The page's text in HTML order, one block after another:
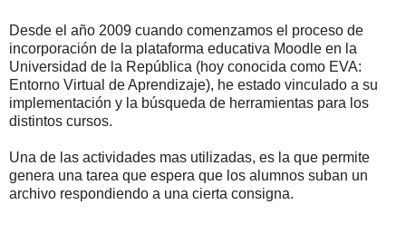
Desde el año 2009 cuando comenzamos el proceso de
incorporación de la plataforma educativa Moodle en la
Universidad de la República (hoy conocida como EVA:
Entorno Virtual de Aprendizaje), he estado vinculado a su
implementación y la búsqueda de herramientas para los
distintos cursos.
Una de las actividades mas utilizadas, es la que permite
genera una tarea que espera que los alumnos suban un
archivo respondiendo a una cierta consigna.